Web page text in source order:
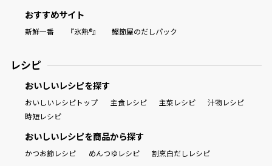
おすすめサイト
新鮮一番 『氷熟®』 鰹節屋のだしパック
レシピ
おいしいレシピを探す
おいしいレシピトップ 主食レシピ 主菜レシピ
汁物レシピ
時短レシピ
おいしいレシピを商品から探す
かつお節レシピ めんつゆレシピ 割烹白だしレシピ